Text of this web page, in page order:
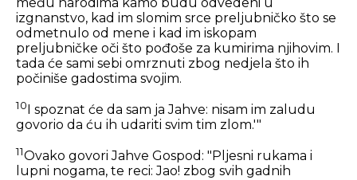
izgnanstvo, kad im slomim srce preljubničko što se
odmetnulo od mene i kad im iskopam
preljubničke oči što pođoše za kumirima njihovim. I
tada će sami sebi omrznuti zbog nedjela što ih
počiniše gadostima svojim.
10I spoznat će da sam ja Jahve: nisam im zaludu
govorio da ću ih udariti svim tim zlom.'"
11Ovako govori Jahve Gospod: "Pljesni rukama i
lupni nogama, te reci: Jao! zbog svih gadnih